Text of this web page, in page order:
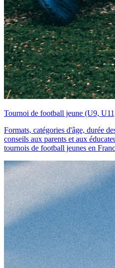
Tournoi de football jeune (U9,
Formats, catégories d'âge, durée
conseils aux parents et aux
tournois de football jeunes en